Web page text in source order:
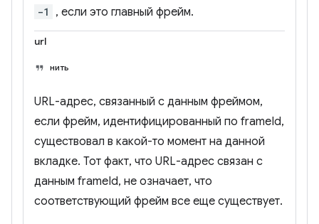
-1 , если это главный фрейм.
url
нить
URL-адрес, связанный с данным фреймом,
если фрейм, идентифицированный по frameId,
существовал в какой-то момент на данной
вкладке. Тот факт, что URL-адрес связан с
данным frameId, не означает, что
соответствующий фрейм все еще существует.